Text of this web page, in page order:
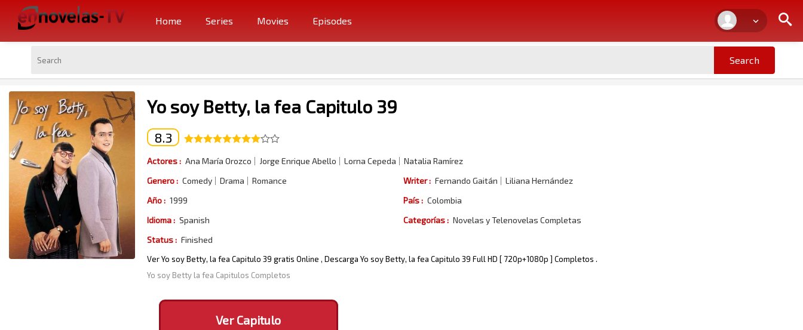
Home Series Movies Episodes
Yo soy Betty, la fea Capitulo 39
8.3
Actores : Ana María Orozco Jorge Enrique Abello Lorna Cepeda
Natalia Ramírez
Genero : Comedy Drama Romance Writer : Fernando Gaitán
Liliana Hernández
Año : 1999 País : Colombia
Idioma : Spanish Categorías : Novelas y Telenovelas Completas
Status : Finished
Ver Yo soy Betty, la fea Capitulo 39 gratis Online , Descarga Yo soy Betty, la fea Capitulo 39 Full HD [ 720p+1080p ] Completos .
Yo soy Betty la fea Capitulos Completos
Ver Capitulo